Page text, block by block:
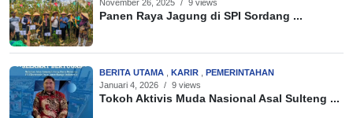
November 26, 2025 / 9 views
Panen Raya Jagung di SPI Sordang ...
BERITA UTAMA KARIR
PEMERINTAHAN
Januari 4, 2026 / 9 views
Tokoh Aktivis Muda Nasional Asal Sulteng ...